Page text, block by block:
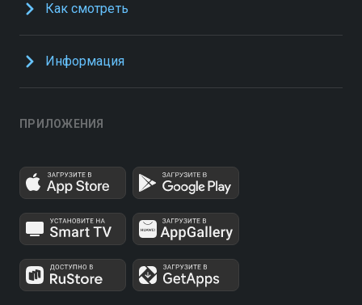
Как смотреть
Информация
ПРИЛОЖЕНИЯ